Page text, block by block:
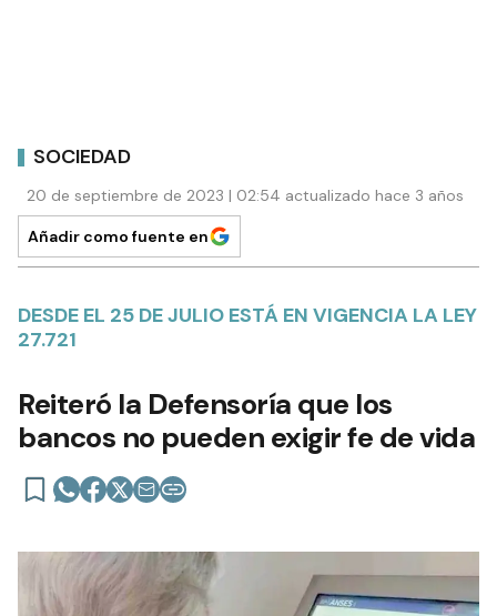
SOCIEDAD
20 de septiembre de 2023 | 02:54 actualizado hace 3 años
Añadir como fuente en
DESDE EL 25 DE JULIO ESTÁ EN VIGENCIA LA LEY
27.721
Reiteró la Defensoría que los
bancos no pueden exigir fe de vida